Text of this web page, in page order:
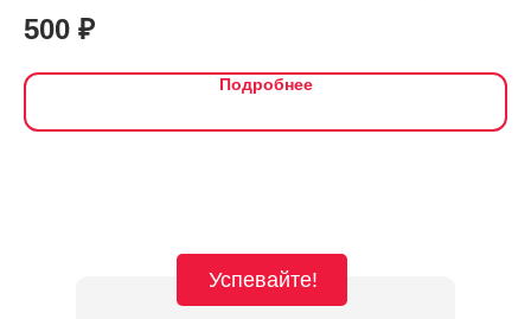
Ваш гардероб. Сухо, красиво и комфортно.
Ткань: два слоя хлопка, между ними полиэстер, сдерживающий влагу.
500 ₽
Подробнее
Успевайте!